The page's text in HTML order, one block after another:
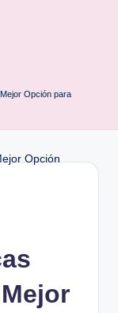
Opción para